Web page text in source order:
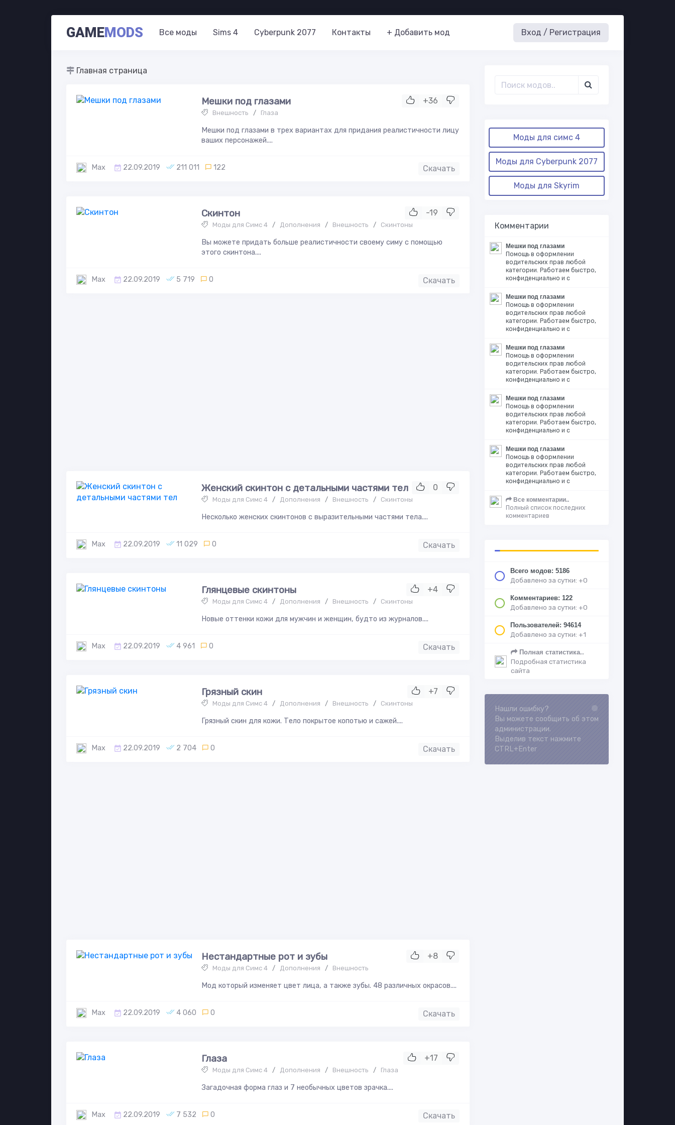
GAMEMODS Все моды Sims 4 Cyberpunk 2077 Контакты + Добавить мод Вход / Регистрация
Главная страница
+36
Мешки под глазами
Внешность / Глаза
Мешки под глазами в трех вариантах для придания реалистичности лицу
ваших персонажей....
Max 22.09.2019 211 011 122 Скачать
-19
Скинтон
Моды для Симс 4 / Дополнения / Внешность / Скинтоны
Вы можете придать больше реалистичности своему симу с помощью
этого скинтона....
Max 22.09.2019 5 719 0 Скачать
0
Женский скинтон с детальными частями тел
Моды для Симс 4 / Дополнения / Внешность / Скинтоны
Несколько женских скинтонов с выразительными частями тела....
Max 22.09.2019 11 029 0 Скачать
+4
Глянцевые скинтоны
Моды для Симс 4 / Дополнения / Внешность / Скинтоны
Новые оттенки кожи для мужчин и женщин, будто из журналов....
Max 22.09.2019 4 961 0 Скачать
+7
Грязный скин
Моды для Симс 4 / Дополнения / Внешность / Скинтоны
Грязный скин для кожи. Тело покрытое копотью и сажей....
Max 22.09.2019 2 704 0 Скачать
+8
Нестандартные рот и зубы
Моды для Симс 4 / Дополнения / Внешность
Мод который изменяет цвет лица, а также зубы. 48 различных окрасов....
Max 22.09.2019 4 060 0 Скачать
+17
Глаза
Моды для Симс 4 / Дополнения / Внешность / Глаза
Загадочная форма глаз и 7 необычных цветов зрачка....
Max 22.09.2019 7 532 0 Скачать
Моды для симс 4
Моды для Cyberpunk 2077
Моды для Skyrim
Комментарии
Мешки под глазами
Помощь в оформлении
водительских прав любой
категории. Работаем быстро,
конфиденциально и с
Мешки под глазами
Помощь в оформлении
водительских прав любой
категории. Работаем быстро,
конфиденциально и с
Мешки под глазами
Помощь в оформлении
водительских прав любой
категории. Работаем быстро,
конфиденциально и с
Мешки под глазами
Помощь в оформлении
водительских прав любой
категории. Работаем быстро,
конфиденциально и с
Мешки под глазами
Помощь в оформлении
водительских прав любой
категории. Работаем быстро,
конфиденциально и с
Все комментарии..
Полный список последних
комментариев
Всего модов: 5186
Добавлено за сутки: +0
Комментариев: 122
Добавлено за сутки: +0
Пользователей: 94614
Добавлено за сутки: +1
Полная статистика..
Подробная статистика
сайта
Loading...
Нашли ошибку?
Вы можете сообщить об этом
администрации.
Выделив текст нажмите
CTRL+Enter